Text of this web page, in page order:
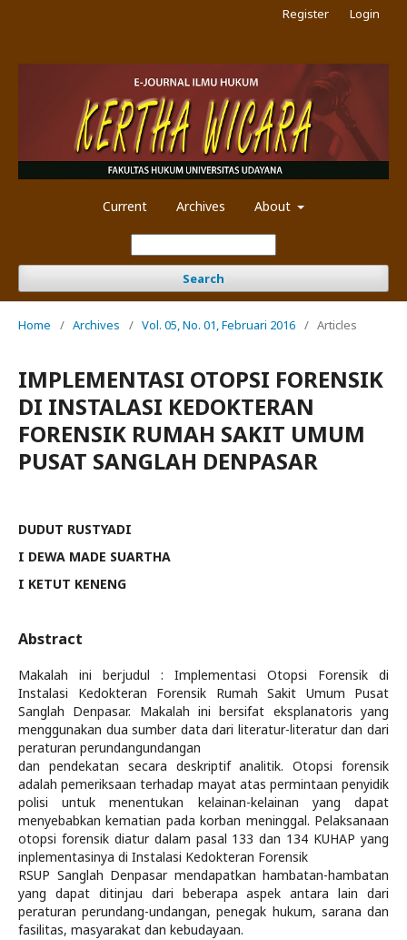
Current Archives About
Search
Register Login
Home / Archives / Vol. 05, No. 01, Februari 2016 / Articles
IMPLEMENTASI OTOPSI FORENSIK
DI INSTALASI KEDOKTERAN
FORENSIK RUMAH SAKIT UMUM
PUSAT SANGLAH DENPASAR
DUDUT RUSTYADI
I DEWA MADE SUARTHA
I KETUT KENENG
Abstract
Makalah ini berjudul : Implementasi Otopsi Forensik di
Instalasi Kedokteran Forensik Rumah Sakit Umum Pusat
Sanglah Denpasar. Makalah ini bersifat eksplanatoris yang
menggunakan dua sumber data dari literatur-literatur dan dari
peraturan perundangundangan
dan pendekatan secara deskriptif analitik. Otopsi forensik
adalah pemeriksaan terhadap mayat atas permintaan penyidik
polisi untuk menentukan kelainan-kelainan yang dapat
menyebabkan kematian pada korban meninggal. Pelaksanaan
otopsi forensik diatur dalam pasal 133 dan 134 KUHAP yang
inplementasinya di Instalasi Kedokteran Forensik
RSUP Sanglah Denpasar mendapatkan hambatan-hambatan
yang dapat ditinjau dari beberapa aspek antara lain dari
peraturan perundang-undangan, penegak hukum, sarana dan
fasilitas, masyarakat dan kebudayaan.